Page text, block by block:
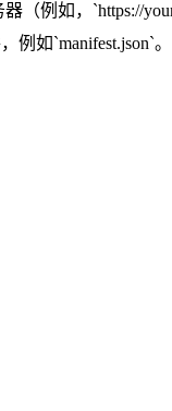
（例如，`https://
如`manifest.json`。